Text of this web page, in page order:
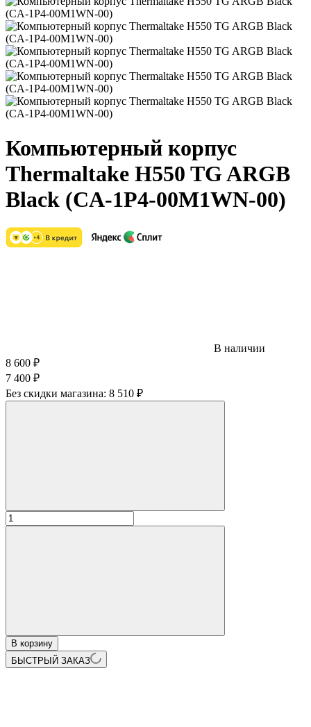
Компьютерный корпус
Thermaltake H550 TG ARGB
Black (CA-1P4-00M1WN-00)
В наличии
8 600 ₽
7 400 ₽
Без скидки магазина: 8 510 ₽
В корзину
БЫСТРЫЙ ЗАКАЗ